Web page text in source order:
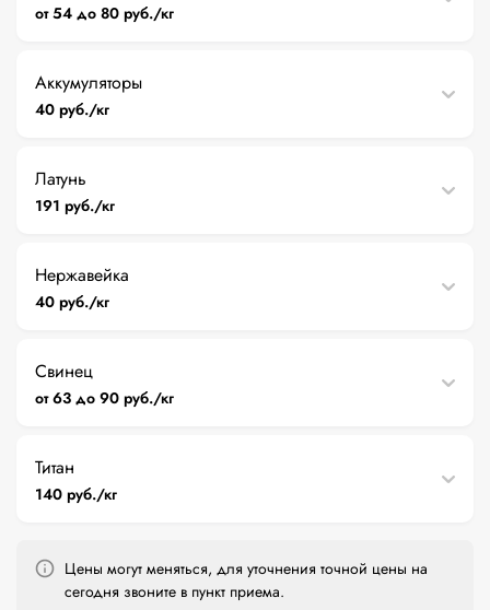
от 54 до 80 руб./кг
Аккумуляторы
40 руб./кг
Латунь
191 руб./кг
Нержавейка
40 руб./кг
Свинец
от 63 до 90 руб./кг
Титан
140 руб./кг
Цены могут меняться, для уточнения точной цены на
сегодня звоните в пункт приема.